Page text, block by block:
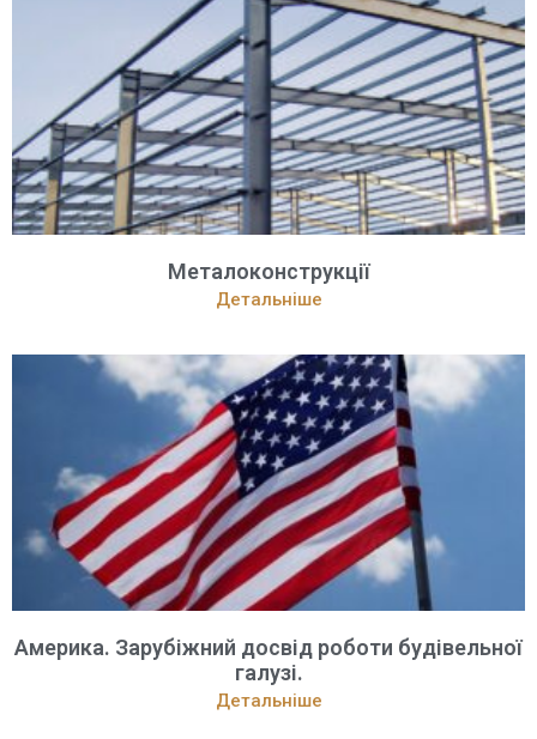
Металоконструкції
Детальніше
Америка. Зарубіжний досвід роботи будівельної
галузі.
Детальніше